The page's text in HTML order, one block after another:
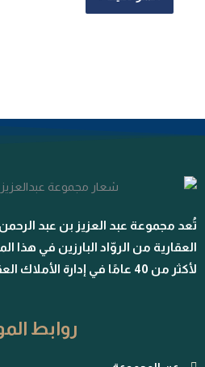
تُعد مجموعة عبد العزيز بن عبد الرحمن
العقارية من الروّاد البارزين في هذا
لأكثر من 40 عامًا في إدارة الأملاك العقارية.
روابط